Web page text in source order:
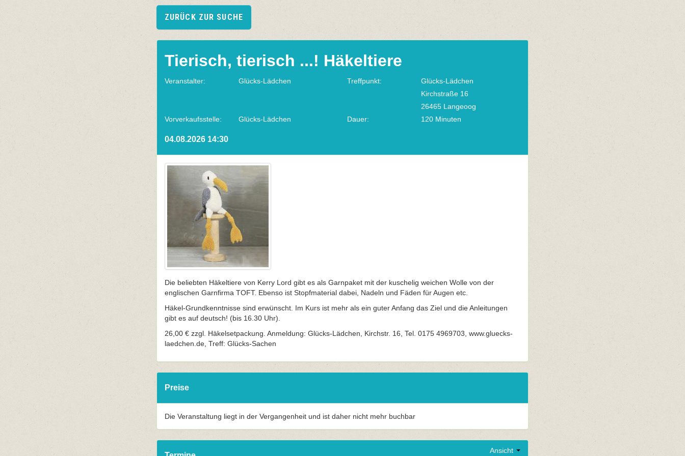
ZURÜCK ZUR SUCHE
Tierisch, tierisch ...! Häkeltiere
Veranstalter: Glücks-Lädchen Treffpunkt:
Glücks-Lädchen
Kirchstraße 16
26465 Langeoog
Vorverkaufsstelle:
Glücks-Lädchen Dauer: 120 Minuten
04.08.2026 14:30
Die beliebten Häkeltiere von Kerry Lord gibt es als Garnpaket mit der kuschelig weichen Wolle von der
englischen Garnfirma TOFT. Ebenso ist Stopfmaterial dabei, Nadeln und Fäden für Augen etc.
Häkel-Grundkenntnisse sind erwünscht. Im Kurs ist mehr als ein guter Anfang das Ziel und die Anleitungen
gibt es auf deutsch! (bis 16.30 Uhr).
26,00 € zzgl. Häkelsetpackung. Anmeldung: Glücks-Lädchen, Kirchstr. 16, Tel. 0175 4969703, www.gluecks-
laedchen.de, Treff: Glücks-Sachen
Preise
Die Veranstaltung liegt in der Vergangenheit und ist daher nicht mehr buchbar
Ansicht